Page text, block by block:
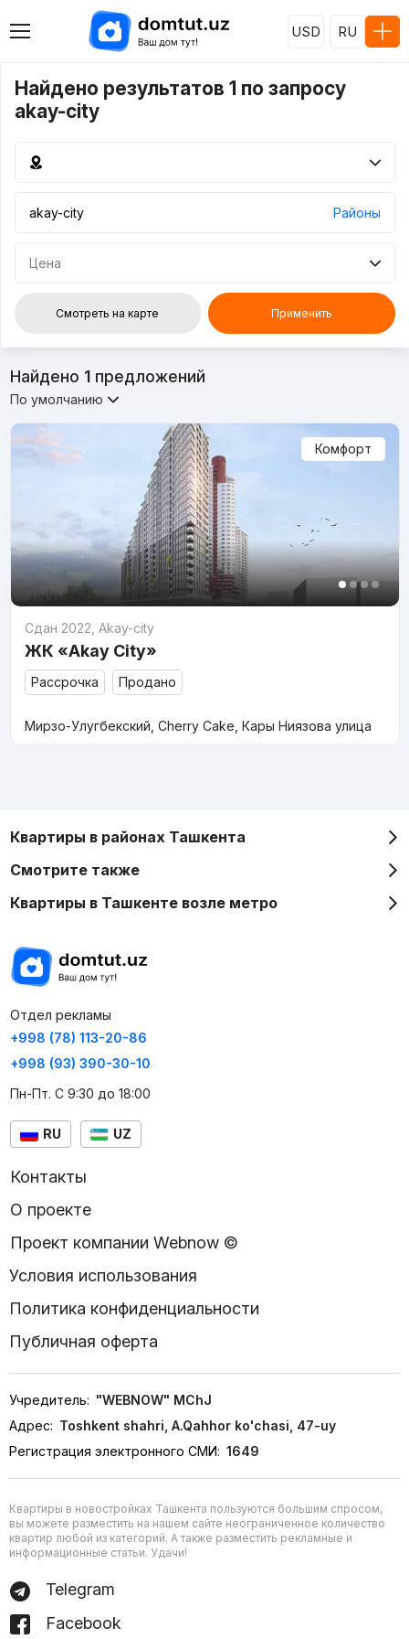
USD RU
Найдено результатов 1 по запросу
akay-city
Районы
Цена
Смотреть на карте Применить
Найдено 1предложений
По умолчанию
Комфорт
Сдан 2022 Akay-city
ЖК «Akay City»
Рассрочка Продано
Мирзо-Улугбекский, Cherry Cake, Кары Ниязова улица
Квартиры в районах Ташкента
Смотрите также
Квартиры в Ташкенте возле метро
Отдел рекламы
+998 (78) 113-20-86
+998 (93) 390-30-10
Пн-Пт. С 9:30 до 18:00
RU UZ
Контакты
О проекте
Проект компании Webnow ©
Условия использования
Политика конфиденциальности
Публичная оферта
Учредитель: "WEBNOW" MChJ
Адрес: Toshkent shahri, A.Qahhor ko'chasi, 47-uy
Регистрация электронного СМИ: 1649
Квартиры в новостройках Ташкента пользуются большим спросом,
вы можете разместить на нашем сайте неограниченное количество
квартир любой из категорий. А также разместить рекламные и
информационные статьи. Удачи!
Telegram
Facebook